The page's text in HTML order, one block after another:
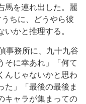
馬を連れ出した。麗
ちに、どうやら彼
かと推理する。
事務所に、九十九谷
そに幸あれ」「何て
んじゃないかと思わ
た」「最後の最後ま
キャラが集まっての